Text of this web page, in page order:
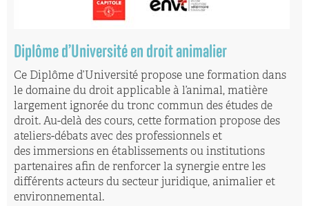
Diplôme d’Université en droit animalier
Ce Diplôme d’Université propose une formation dans
le domaine du droit applicable à l’animal, matière
largement ignorée du tronc commun des études de
droit. Au-delà des cours, cette formation propose des
ateliers-débats avec des professionnels et
des immersions en établissements ou institutions
partenaires afin de renforcer la synergie entre les
différents acteurs du secteur juridique, animalier et
environnemental.